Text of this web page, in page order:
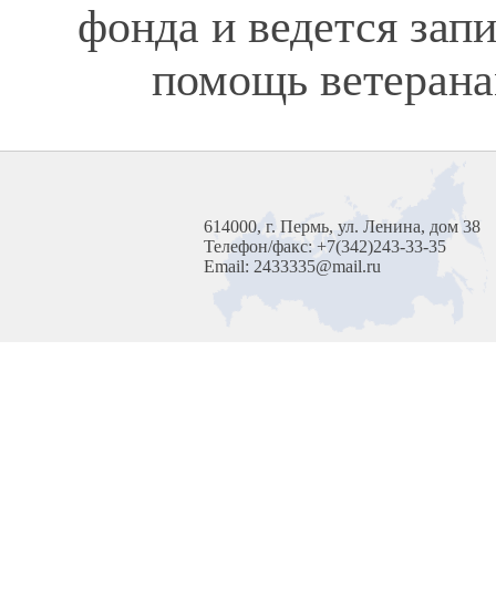
фонда и ведется
помощь
614000, г. Пермь, ул. Ленина, дом 38
Телефон/факс: +7(342)243-33-35
Email: 2433335@mail.ru